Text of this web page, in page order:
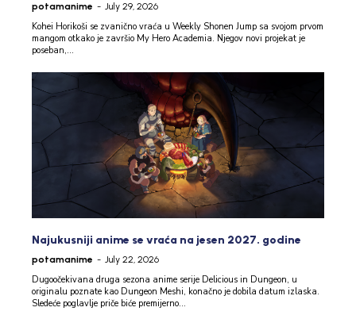
potamanime - July 29, 2026
Kohei Horikoši se zvanično vraća u Weekly Shonen Jump sa svojom prvom
mangom otkako je završio My Hero Academia. Njegov novi projekat je
poseban,...
Najukusniji anime se vraća na jesen 2027. godine
potamanime - July 22, 2026
Dugoočekivana druga sezona anime serije Delicious in Dungeon, u
originalu poznate kao Dungeon Meshi, konačno je dobila datum izlaska.
Sledeće poglavlje priče biće premijerno...